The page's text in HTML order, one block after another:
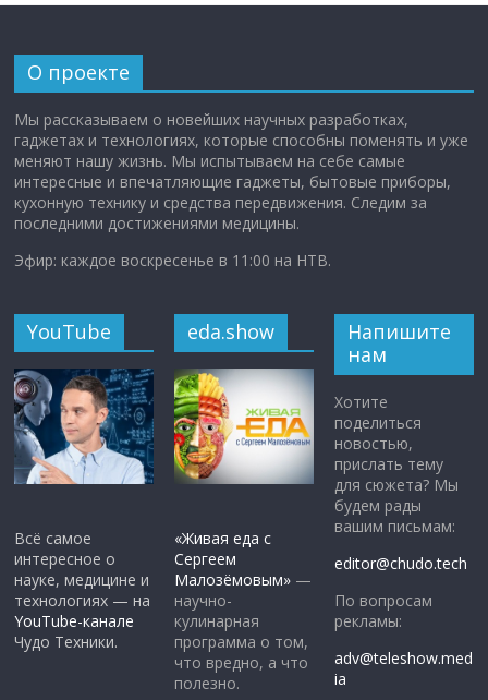
О проекте
Мы рассказываем о новейших научных разработках,
гаджетах и технологиях, которые способны поменять и уже
меняют нашу жизнь. Мы испытываем на себе самые
интересные и впечатляющие гаджеты, бытовые приборы,
кухонную технику и средства передвижения. Следим за
последними достижениями медицины.
Эфир: каждое воскресенье в 11:00 на НТВ.
YouTube
Всё самое
интересное о
науке, медицине и
технологиях — на
YouTube-канале
Чудо Техники.
eda.show
«Живая еда с
Сергеем
Малозёмовым» —
научно-
кулинарная
программа о том,
что вредно, а что
полезно.
Напишите
нам
Хотите
поделиться
новостью,
прислать тему
для сюжета? Мы
будем рады
вашим письмам:
editor@chudo.tech
По вопросам
рекламы:
adv@teleshow.med
ia